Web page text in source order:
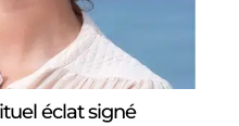
éclat signé